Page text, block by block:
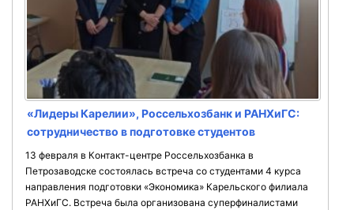
«Лидеры Карелии», Россельхозбанк и РАНХиГС:
сотрудничество в подготовке студентов
13 февраля в Контакт-центре Россельхозбанка в
Петрозаводске состоялась встреча со студентами 4 курса
направления подготовки «Экономика» Карельского филиала
РАНХиГС. Встреча была организована суперфиналистами